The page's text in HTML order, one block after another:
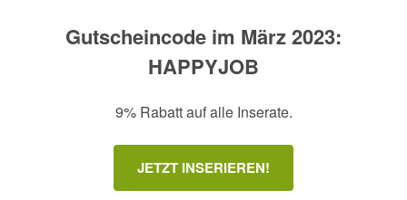
Gutscheincode im März 2023:
HAPPYJOB
9% Rabatt auf alle Inserate.
JETZT INSERIEREN!